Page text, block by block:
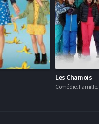
Les Chamois
Comédie, Famille,